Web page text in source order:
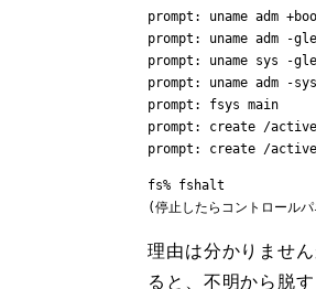
prompt: uname adm
prompt: uname adm -
prompt: uname sys -
prompt: uname adm -
prompt: fsys main
prompt: create /
prompt: create /active/
fs% fshalt
(停止したらコントロール
理由は分かりませ
ると、不明から脱